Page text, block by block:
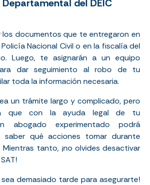
Departamental del DEIC
los documentos que te entregaron en
Nacional Civil o en la fiscalía del
Luego, te asignarán a un equipo
dar seguimiento al robo de tu
toda la información necesaria.
un trámite largo y complicado, pero
que con la ayuda legal de tu
abogado experimentado podrá
saber qué acciones tomar durante
tanto, ¡no olvides desactivar
sea demasiado tarde para asegurarte!